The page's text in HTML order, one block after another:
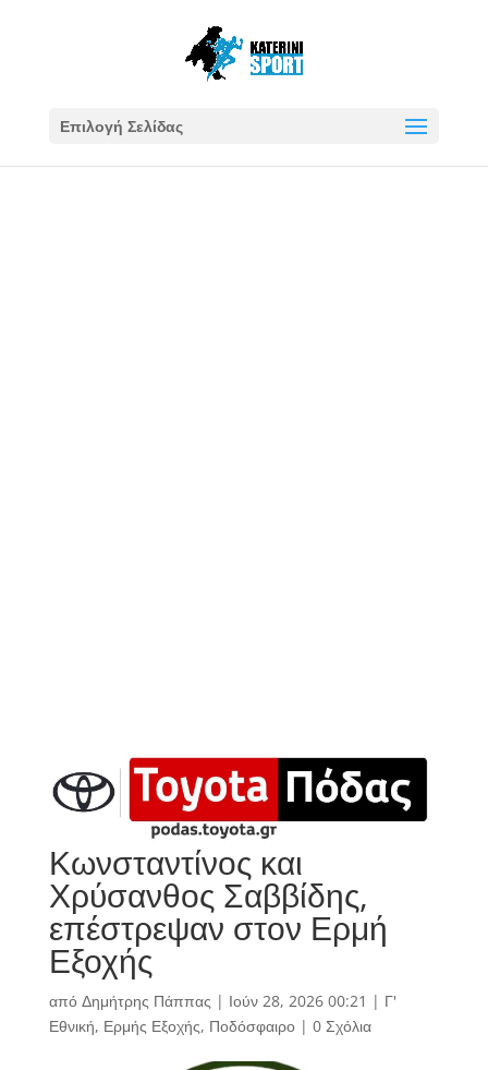
Επιλογή Σελίδας
Κωνσταντίνος και
Χρύσανθος Σαββίδης,
επέστρεψαν στον Ερμή
Εξοχής
από Δημήτρης Πάππας | Ιούν 28, 2026 00:21 | Γ'
Εθνική, Ερμής Εξοχής, Ποδόσφαιρο| 0 Σχόλια